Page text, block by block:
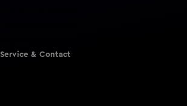
Service & Contact